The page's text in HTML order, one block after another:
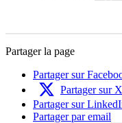
Partager la page
Partager sur
Partager sur X
Partager sur
Partager par email